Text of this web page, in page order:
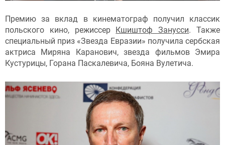
Премию за вклад в кинематограф получил классик
польского кино, режиссер Кшиштоф Занусси. Также
специальный приз «Звезда Евразии» получила сербская
актриса Миряна Каранович, звезда фильмов Эмира
Кустурицы, Горана Паскалевича, Бояна Вулетича.